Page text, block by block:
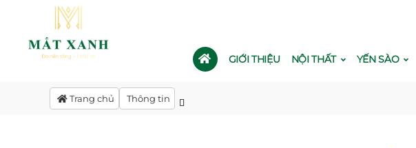
GIỚI THIỆU NỘI THẤT YẾN SÀO
Trang chủ Thông tin